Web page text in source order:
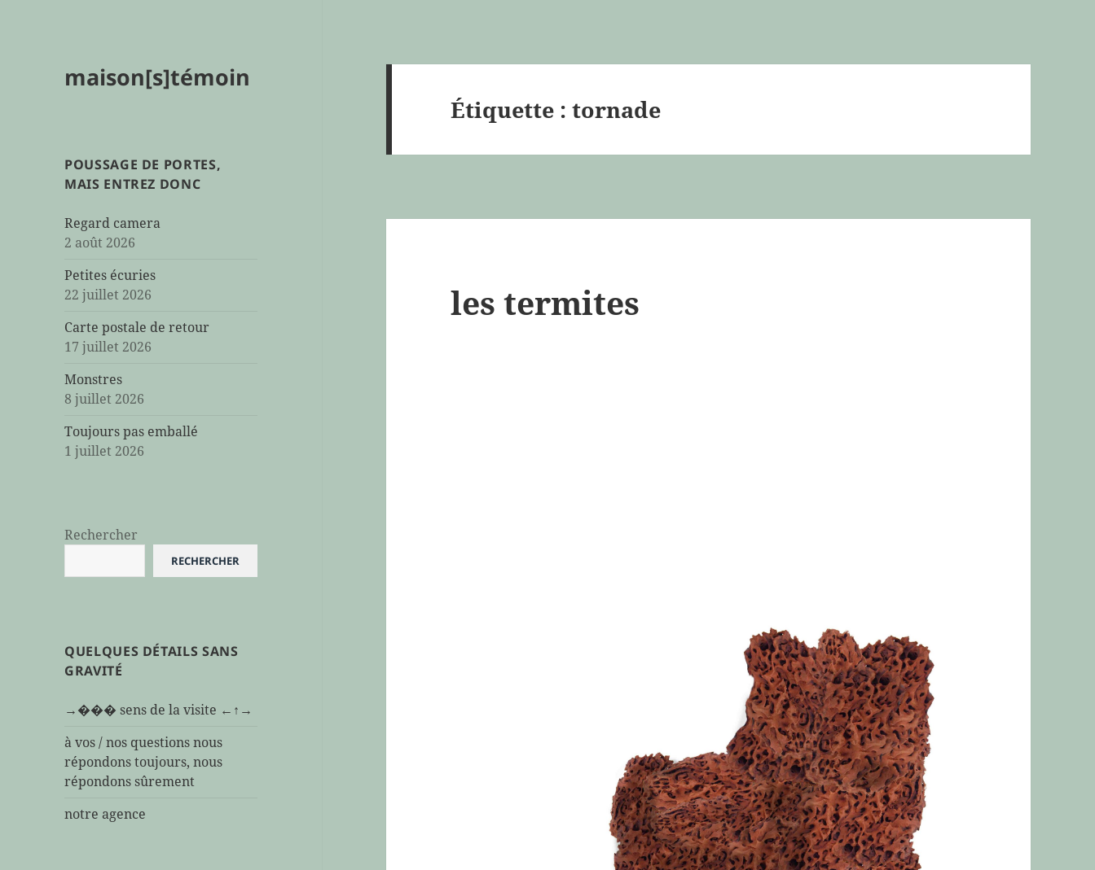
maison[s]témoin
POUSSAGE DE PORTES,
MAIS ENTREZ DONC
Regard camera
2 août 2026
Petites écuries
22 juillet 2026
Carte postale de retour
17 juillet 2026
Monstres
8 juillet 2026
Toujours pas emballé
1 juillet 2026
Rechercher
RECHERCHER
QUELQUES DÉTAILS SANS
GRAVITÉ
→��� sens de la visite ←↑→
à vos / nos questions nous
répondons toujours, nous
répondons sûrement
notre agence
Étiquette :tornade
les termites